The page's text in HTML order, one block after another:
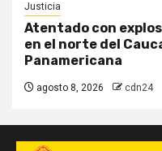
Justicia
Atentado con
en el norte del
Panamericana
agosto 8, 2026 cdn24